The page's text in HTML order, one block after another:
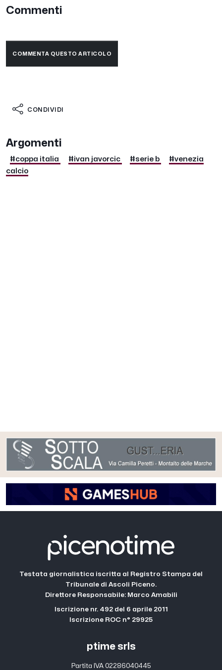
Commenti
COMMENTA QUESTO ARTICOLO
CONDIVIDI
Argomenti
#coppa italia #ivan javorcic #serie b
#venezia
calcio
Testata giornalistica iscritta al Registro Stampa del
Tribunale di Ascoli Piceno.
Direttore Responsabile: Marco Amabili
Iscrizione nr. 492 del 6 aprile 2011
Iscrizione ROC n° 29925
ptime srls
Partita IVA 02286040445